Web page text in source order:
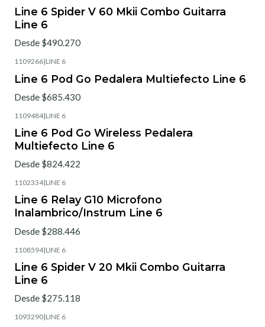
Line 6 Spider V 60 Mkii Combo Guitarra
Line 6
Desde $490.270
1109266|LINE 6
Line 6 Pod Go Pedalera Multiefecto Line 6
Desde $685.430
1109484|LINE 6
Line 6 Pod Go Wireless Pedalera
Multiefecto Line 6
Desde $824.422
1102334|LINE 6
Line 6 Relay G10 Microfono
Inalambrico/Instrum Line 6
Desde $288.446
1108594|LINE 6
Line 6 Spider V 20 Mkii Combo Guitarra
Line 6
Desde $275.118
1093290|LINE 6